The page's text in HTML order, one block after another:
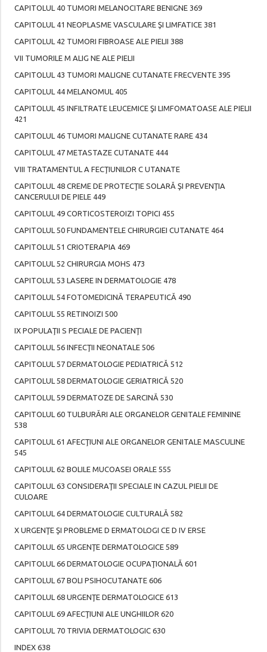
CAPITOLUL 40 TUMORI MELANOCITARE BENIGNE 369
CAPITOLUL 41 NEOPLASME VASCULARE ŞI LIMFATICE 381
CAPITOLUL 42 TUMORI FIBROASE ALE PIELII 388
VII TUMORILE M ALIG NE ALE PIELII
CAPITOLUL 43 TUMORI MALIGNE CUTANATE FRECVENTE 395
CAPITOLUL 44 MELANOMUL 405
CAPITOLUL 45 INFILTRATE LEUCEMICE ŞI LIMFOMATOASE ALE PIELII
421
CAPITOLUL 46 TUMORI MALIGNE CUTANATE RARE 434
CAPITOLUL 47 METASTAZE CUTANATE 444
VIII TRATAMENTUL A FECŢIUNILOR C UTANATE
CAPITOLUL 48 CREME DE PROTECŢIE SOLARĂ ŞI PREVENŢIA
CANCERULUI DE PIELE 449
CAPITOLUL 49 CORTICOSTEROIZI TOPICI 455
CAPITOLUL 50 FUNDAMENTELE CHIRURGIEI CUTANATE 464
CAPITOLUL 51 CRIOTERAPIA 469
CAPITOLUL 52 CHIRURGIA MOHS 473
CAPITOLUL 53 LASERE IN DERMATOLOGIE 478
CAPITOLUL 54 FOTOMEDICINĂ TERAPEUTICĂ 490
CAPITOLUL 55 RETINOIZI 500
IX POPULAŢII S PECIALE DE PACIENŢI
CAPITOLUL 56 INFECŢII NEONATALE 506
CAPITOLUL 57 DERMATOLOGIE PEDIATRICĂ 512
CAPITOLUL 58 DERMATOLOGIE GERIATRICĂ 520
CAPITOLUL 59 DERMATOZE DE SARCINĂ 530
CAPITOLUL 60 TULBURĂRI ALE ORGANELOR GENITALE FEMININE
538
CAPITOLUL 61 AFECŢIUNI ALE ORGANELOR GENITALE MASCULINE
545
CAPITOLUL 62 BOLILE MUCOASEI ORALE 555
CAPITOLUL 63 CONSIDERAŢII SPECIALE IN CAZUL PIELII DE
CULOARE
CAPITOLUL 64 DERMATOLOGIE CULTURALĂ 582
X URGENŢE ŞI PROBLEME D ERMATOLOGI CE D IV ERSE
CAPITOLUL 65 URGENŢE DERMATOLOGICE 589
CAPITOLUL 66 DERMATOLOGIE OCUPAŢIONALĂ 601
CAPITOLUL 67 BOLI PSIHOCUTANATE 606
CAPITOLUL 68 URGENŢE DERMATOLOGICE 613
CAPITOLUL 69 AFECŢIUNI ALE UNGHIILOR 620
CAPITOLUL 70 TRIVIA DERMATOLOGIC 630
INDEX 638